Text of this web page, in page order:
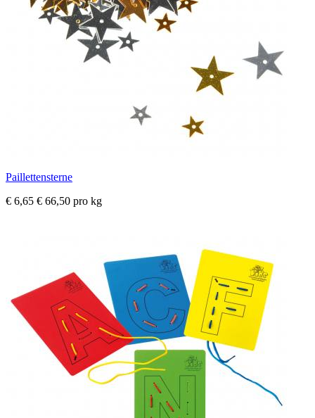
Paillettensterne
€ 6,65 € 66,50 pro kg